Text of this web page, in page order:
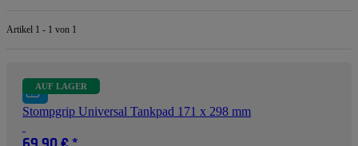
Artikel 1 - 1 von 1
AUF LAGER
Stompgrip Universal Tankpad 171 x 298 mm